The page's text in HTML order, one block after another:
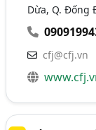
Dừa, Q. Đống
cfj@cfj.vn